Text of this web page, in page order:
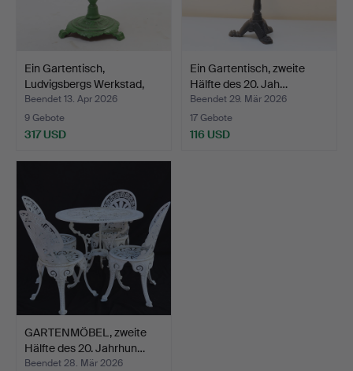
Ein Gartentisch,
Ludvigsbergs Werkstad,
St…
Beendet 13. Apr 2026
9 Gebote
317 USD
Ein Gartentisch, zweite
Hälfte des 20. Jah…
Beendet 29. Mär 2026
17 Gebote
116 USD
GARTENMÖBEL, zweite
Hälfte des 20. Jahrhun…
Beendet 28. Mär 2026